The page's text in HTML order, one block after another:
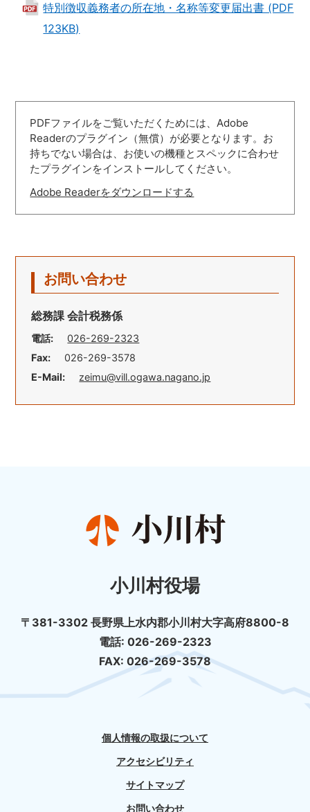
特別徴収義務者の所在地・名称等変更届出書 (PDF
123KB)
PDFファイルをご覧いただくためには、Adobe
Readerのプラグイン（無償）が必要となります。お
持ちでない場合は、お使いの機種とスペックに合わせ
たプラグインをインストールしてください。
Adobe Readerをダウンロードする
お問い合わせ
総務課 会計税務係
電話:
026-269-2323
Fax:
026-269-3578
E-Mail:
zeimu@vill.ogawa.nagano.jp
小川村役場
〒381-3302 長野県上水内郡小川村大字高府8800-8
電話: 026-269-2323
FAX: 026-269-3578
個人情報の取扱について
アクセシビリティ
サイトマップ
お問い合わせ